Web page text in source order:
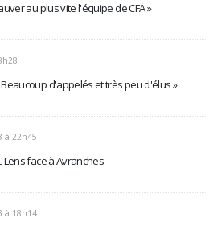
au plus vite l'équipe de CFA »
d'appelés et très peu d'élus »
à 22h45
Lens face à Avranches
à 18h14